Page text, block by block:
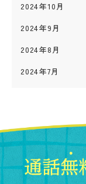
2024年10月
2024年9月
2024年8月
2024年7月